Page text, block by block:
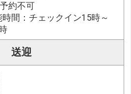
約不可
間：チェックイン15時～
送迎